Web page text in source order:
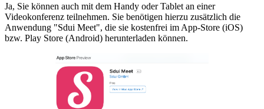
Ja, Sie können auch mit dem Handy oder Tablet an einer
Videokonferenz teilnehmen. Sie benötigen hierzu zusätzlich die
Anwendung "Sdui Meet", die sie kostenfrei im App-Store (iOS)
bzw. Play Store (Android) herunterladen können.